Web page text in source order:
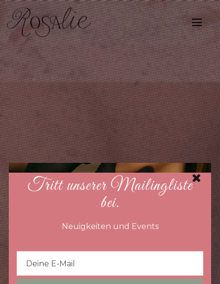
Tritt unserer Mailingliste
bei.
Neuigkeiten und Events